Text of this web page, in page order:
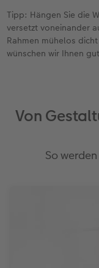
Tipp: Hängen Sie die
versetzt voneinander
Rahmen mühelos
wünschen wir Ihnen
Von
So